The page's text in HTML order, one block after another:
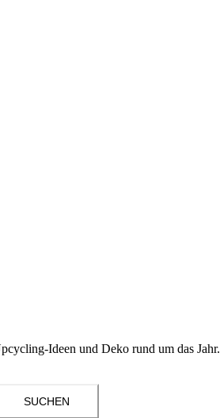
Ideen und Deko rund um das Jahr.